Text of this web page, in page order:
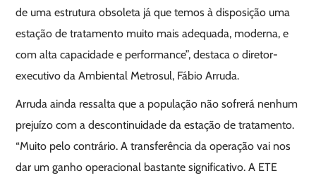
de uma estrutura obsoleta já que temos à disposição uma
estação de tratamento muito mais adequada, moderna, e
com alta capacidade e performance”, destaca o diretor-
executivo da Ambiental Metrosul, Fábio Arruda.
Arruda ainda ressalta que a população não sofrerá nenhum
prejuízo com a descontinuidade da estação de tratamento.
“Muito pelo contrário. A transferência da operação vai nos
dar um ganho operacional bastante significativo. A ETE